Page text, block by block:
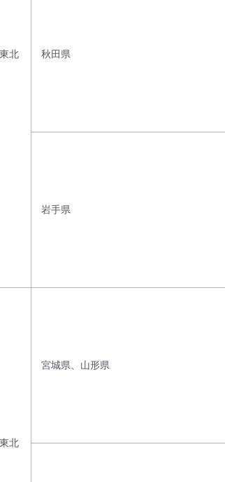
北 秋田県
岩手県
北
宮城県、山形県